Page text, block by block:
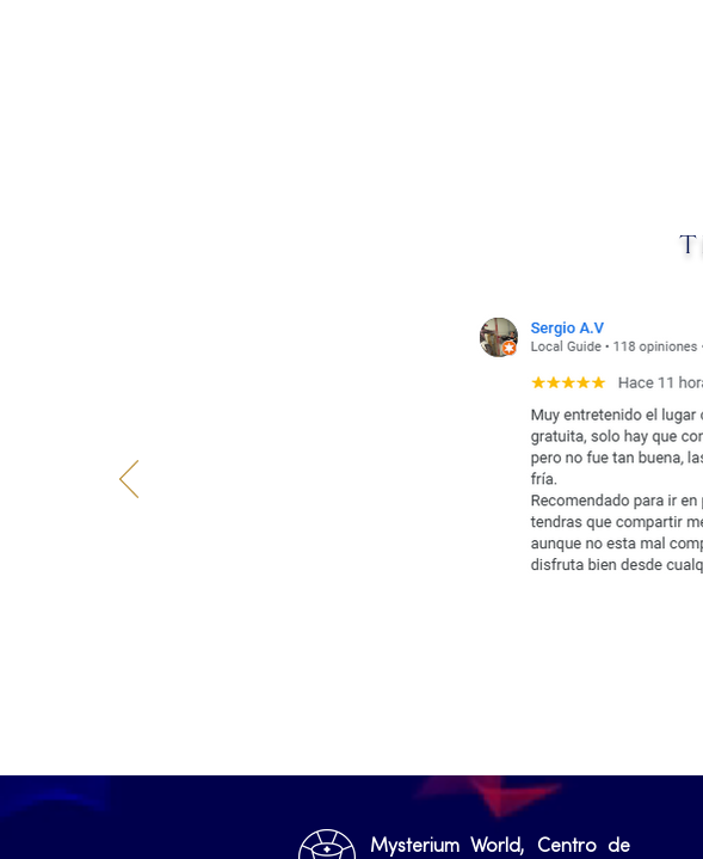
Mysterium World, Centro de